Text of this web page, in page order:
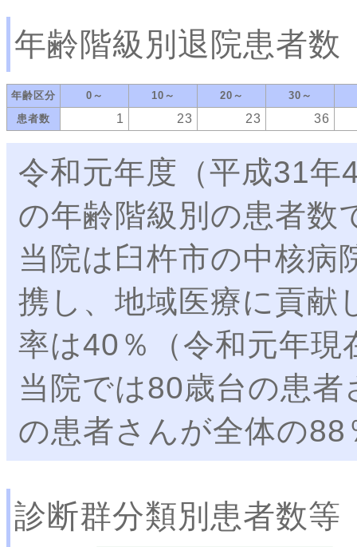
年齢階級別退院患者数
年齢区分 0～ 10～ 20～ 30～
患者数
1 23 23 36
令和元年度（平成31
の年齢階級別の患者数
当院は臼杵市の中核病
携し、地域医療に貢献
率は40％（令和元年
当院では80歳台の患
の患者さんが全体の
診断群分類別患者数等